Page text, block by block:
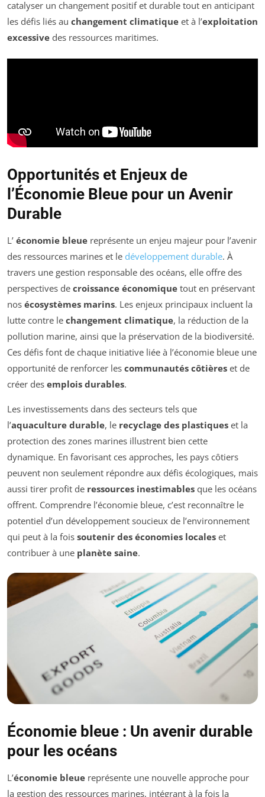
catalyser un changement positif et durable tout en anticipant
les défis liés au changement climatique et à l’exploitation
excessive des ressources maritimes.
Opportunités et Enjeux de
l’Économie Bleue pour un Avenir
Durable
L’ économie bleue représente un enjeu majeur pour l’avenir
des ressources marines et le développement durable. À
travers une gestion responsable des océans, elle offre des
perspectives de croissance économique tout en préservant
nos écosystèmes marins. Les enjeux principaux incluent la
lutte contre le changement climatique, la réduction de la
pollution marine, ainsi que la préservation de la biodiversité.
Ces défis font de chaque initiative liée à l’économie bleue une
opportunité de renforcer les communautés côtières et de
créer des emplois durables.
Les investissements dans des secteurs tels que
l’aquaculture durable, le recyclage des plastiques et la
protection des zones marines illustrent bien cette
dynamique. En favorisant ces approches, les pays côtiers
peuvent non seulement répondre aux défis écologiques, mais
aussi tirer profit de ressources inestimables que les océans
offrent. Comprendre l’économie bleue, c’est reconnaître le
potentiel d’un développement soucieux de l’environnement
qui peut à la fois soutenir des économies locales et
contribuer à une planète saine.
Économie bleue : Un avenir durable
pour les océans
L’économie bleue représente une nouvelle approche pour
la gestion des ressources marines, intégrant à la fois la